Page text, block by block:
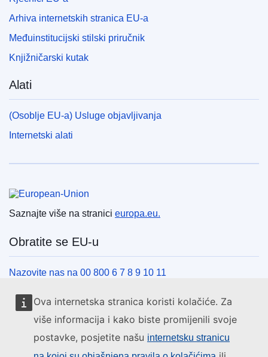
Ova internetska stranica koristi kolačiće. Za
više informacija i kako biste promijenili svoje
postavke, posjetite našu internetsku stranicu
Arhiva internetskih stranica EU-a
Međuinstitucijski stilski priručnik
Knjižničarski kutak
Alati
(Osoblje EU-a) Usluge objavljivanja
Internetski alati
Saznajte više na stranici europa.eu.
Obratite se EU-u
Nazovite nas na 00 800 6 7 8 9 10 11
Uspostavite telefonsku vezu na drugi način
Pišite nam služeći se našim obrascem za kontakt
Upoznajte nas u jednom od centara EU-a